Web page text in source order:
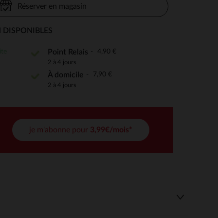
de confidentialité, en garantissant la conformité avec
Réserver en magasin
Point Relais 4,90 €
2 à 4 jours
À domicile 7,90 €
2 à 4 jours
je m'abonne pour 3,99€/mois*